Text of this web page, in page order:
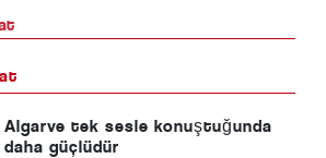
Algarve tek sesle konuştuğunda
daha güçlüdür